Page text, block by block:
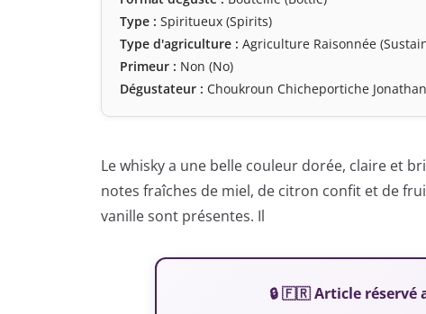
Type : Spiritueux (Spirits)
Type d'agriculture : Agriculture Raisonnée
Primeur : Non (No)
Dégustateur : Choukroun Chicheportiche Jonathan
Le whisky a une belle couleur dorée, claire et
notes fraîches de miel, de citron confit et de
vanille sont présentes. Il
🔒 🇫🇷 Article réservé